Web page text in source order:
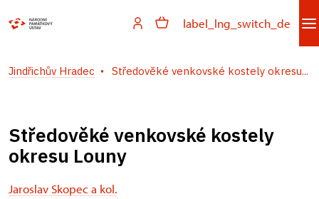
label_lng_switch_de
Jindřichův Hradec Středověké venkovské kostely okresu...
Středověké venkovské kostely
okresu Louny
Jaroslav Skopec a kol.